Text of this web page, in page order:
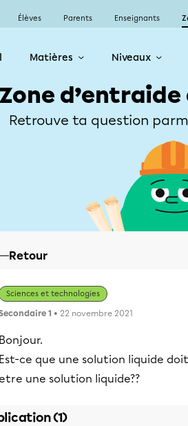
Élèves Parents Enseignants
Matières Niveaux
Retrouve ta question
Retour
Sciences et technologies
1 • 22 novembre 2021
Bonjour.
Est-ce que une solution liquide
etre une solution liquide??
(1)